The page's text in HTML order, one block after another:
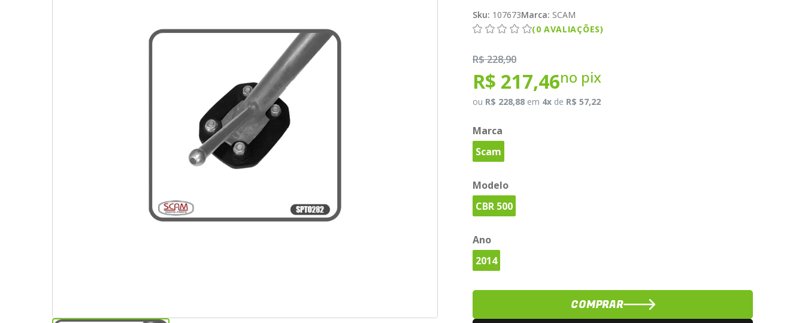
Sku: 107673Marca: SCAM
(0 AVALIAÇÕES)
R$ 228,90
R$ 217,46no pix
ou R$ 228,88 em 4x de R$ 57,22
Marca
Scam
Modelo
CBR 500
Ano
2014
COMPRAR